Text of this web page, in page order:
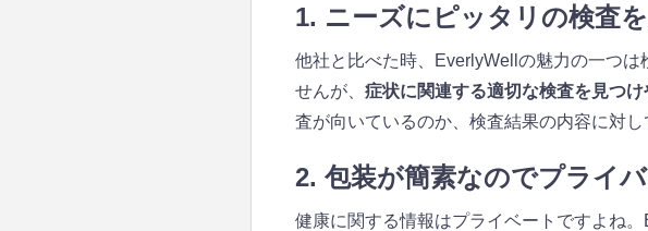
1. ニーズにピッタリの検査
他社と比べた時、EverlyWellの魅力の一つ
せんが、 症状に関連する適切な検査を見つけ
査が向いているのか、検査結果の内容に対
2. 包装が簡素なのでプライ
健康に関する情報はプライベートですよね